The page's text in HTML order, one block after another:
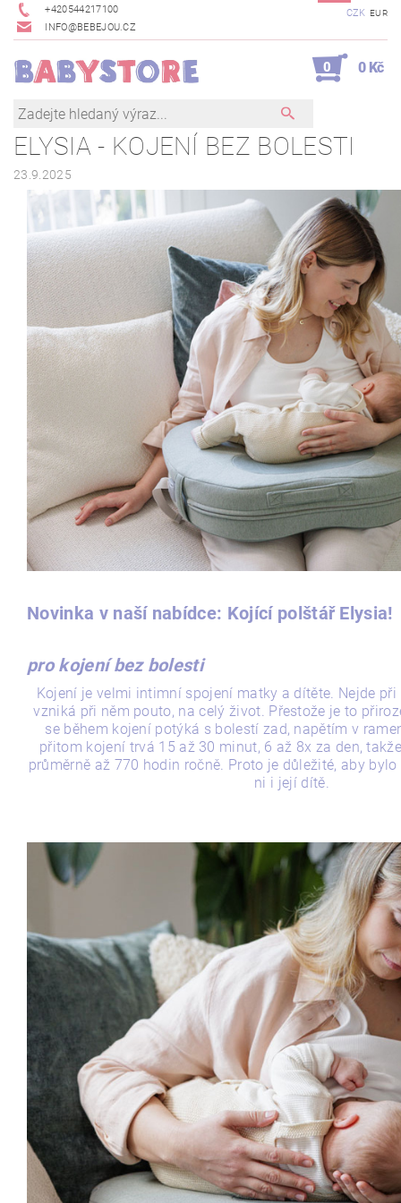
+420544217100
INFO@BEBEJOU.CZ
CZK EUR
0 0 Kč
ELYSIA - KOJENÍ BEZ BOLESTI
23.9.2025
Novinka v naší nabídce: Kojící polštář Elysia!
pro kojení bez bolesti
Kojení je velmi intimní spojení matky a dítěte. Nejde
vzniká při něm pouto, na celý život. Přestože je to
se během kojení potýká s bolestí zad, napětím v
přitom kojení trvá 15 až 30 minut, 6 až 8x za den,
průměrně až 770 hodin ročně. Proto je důležité, aby
ni i její dítě.